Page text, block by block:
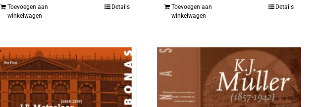
Toevoegen aan
winkelwagen
Details
Toevoegen aan
winkelwagen
Details